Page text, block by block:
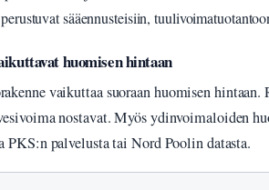
sääennusteisiin,
huomisen hintaan
vaikuttaa suoraan huomisen
nostavat. Myös ydinvoimaloiden
PKS:n palvelusta tai Nord Poolin datasta.